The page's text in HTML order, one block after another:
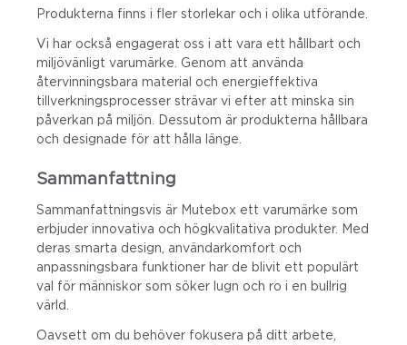
Produkterna finns i fler storlekar och i olika utförande.
Vi har också engagerat oss i att vara ett hållbart och
miljövänligt varumärke. Genom att använda
återvinningsbara material och energieffektiva
tillverkningsprocesser strävar vi efter att minska sin
påverkan på miljön. Dessutom är produkterna hållbara
och designade för att hålla länge.
Sammanfattning
Sammanfattningsvis är Mutebox ett varumärke som
erbjuder innovativa och högkvalitativa produkter. Med
deras smarta design, användarkomfort och
anpassningsbara funktioner har de blivit ett populärt
val för människor som söker lugn och ro i en bullrig
värld.
Oavsett om du behöver fokusera på ditt arbete,